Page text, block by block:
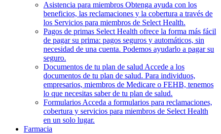
Asistencia para miembros Obtenga ayuda con los
beneficios, las reclamaciones y la cobertura a través de
los Servicios para miembros de Select Health.
Pagos de primas Select Health ofrece la forma más fácil
de pagar su prima: pagos seguros y automáticos, sin
necesidad de una cuenta. Podemos ayudarlo a pagar su
seguro.
Documentos de tu plan de salud Accede a los
documentos de tu plan de salud. Para individuos,
empresarios, miembros de Medicare o FEHB, tenemos
lo que necesitas saber de tu plan de salud.
Formularios Acceda a formularios para reclamaciones,
cobertura y servicios para miembros de Select Health
en un solo lugar.
Farmacia